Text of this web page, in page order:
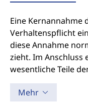
Eine
Verhaltenspflicht
diese Annahme
zieht. Im
wesentliche Teile
Mehr